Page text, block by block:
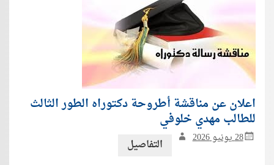
اعلان عن مناقشة أطروحة دكتوراه الطور الثالث
للطالب مهدي خلوفي
28 يونيو 2026 التفاصيل